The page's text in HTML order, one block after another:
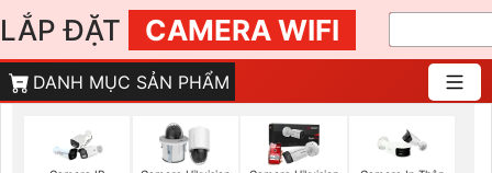
LẮP ĐẶT CAMERA WIFI
DANH MỤC SẢN PHẨM